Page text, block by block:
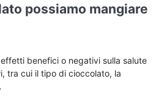
possiamo mangiare
benefici o negativi sulla salute
tra cui il tipo di cioccolato, la